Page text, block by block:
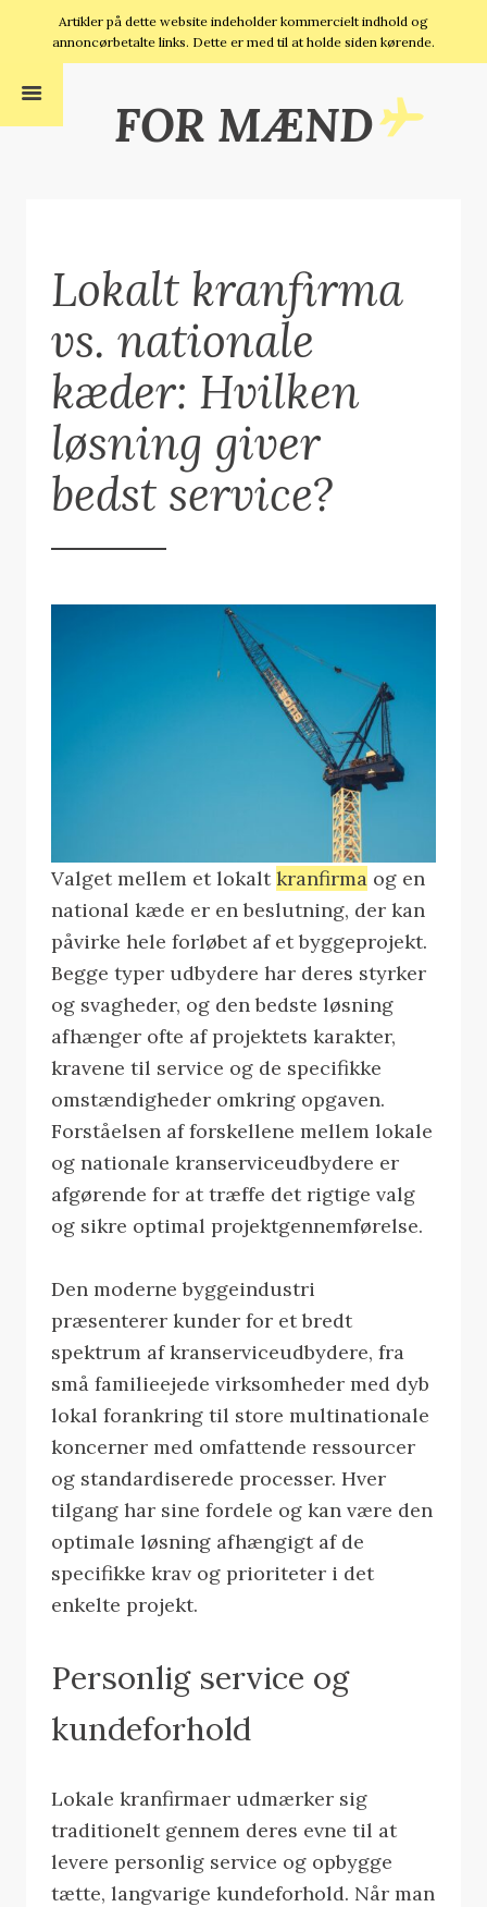
Artikler på dette website indeholder kommercielt indhold og
annoncørbetalte links. Dette er med til at holde siden kørende.
FOR MÆND
Lokalt kranfirma
vs. nationale
kæder: Hvilken
løsning giver
bedst service?
Valget mellem et lokaltkranfirma og en
national kæde er en beslutning, der kan
påvirke hele forløbet af et byggeprojekt.
Begge typer udbydere har deres styrker
og svagheder, og den bedste løsning
afhænger ofte af projektets karakter,
kravene til service og de specifikke
omstændigheder omkring opgaven.
Forståelsen af forskellene mellem lokale
og nationale kranserviceudbydere er
afgørende for at træffe det rigtige valg
og sikre optimal projektgennemførelse.
Den moderne byggeindustri
præsenterer kunder for et bredt
spektrum af kranserviceudbydere, fra
små familieejede virksomheder med dyb
lokal forankring til store multinationale
koncerner med omfattende ressourcer
og standardiserede processer. Hver
tilgang har sine fordele og kan være den
optimale løsning afhængigt af de
specifikke krav og prioriteter i det
enkelte projekt.
Personlig service og
kundeforhold
Lokale kranfirmaer udmærker sig
traditionelt gennem deres evne til at
levere personlig service og opbygge
tætte, langvarige kundeforhold. Når man